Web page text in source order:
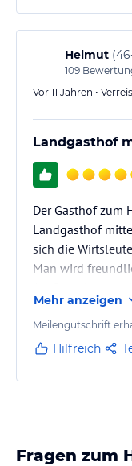
Helmut (
109
Vor 11 Jahren •
Landgasthof
Der Gasthof zum
Landgasthof
sich die
Man wird
bei einem Bier
ist. Fränkische
geschrieben.
wie etwa ein
Mehr anzeigen
Meilengutschrift
Hilfreich
Fragen zum